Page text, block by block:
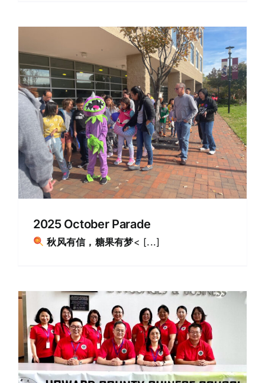
2025 October Parade
秋风有信，糖果有梦< [...]